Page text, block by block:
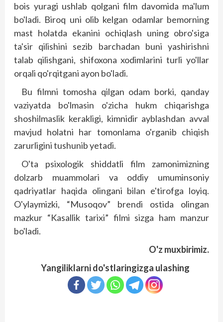
bois yuragi ushlab qolgani film davomida ma'lum
bo'ladi. Biroq uni olib kelgan odamlar bemorning
mast holatda ekanini ochiqlash uning obro'siga
ta'sir qilishini sezib barchadan buni yashirishni
talab qilishgani, shifoxona xodimlarini turli yo'llar
orqali qo'rqitgani ayon bo'ladi.
Bu filmni tomosha qilgan odam borki, qanday
vaziyatda bo'lmasin o'zicha hukm chiqarishga
shoshilmaslik kerakligi, kimnidir ayblashdan avval
mavjud holatni har tomonlama o'rganib chiqish
zarurligini tushunib yetadi.
O'ta psixologik shiddatli film zamonimizning
dolzarb muammolari va oddiy umuminsoniy
qadriyatlar haqida olingani bilan e'tirofga loyiq.
O'ylaymizki, “Musoqov” brendi ostida olingan
mazkur “Kasallik tarixi” filmi sizga ham manzur
bo'ladi.
O'z muxbirimiz.
Yangiliklarni do'stlaringizga ulashing